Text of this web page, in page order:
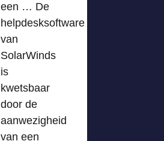
een … De
helpdesksoftware
van
SolarWinds
is
kwetsbaar
door de
aanwezigheid
van een